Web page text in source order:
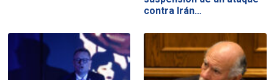
contra Irán…